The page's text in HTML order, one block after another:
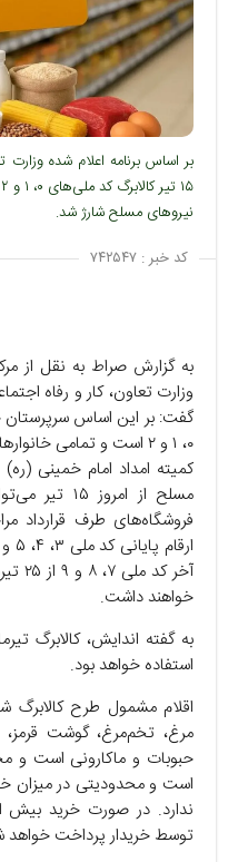
بر اساس برنامه اعلام شده وزارت
نیروهای مسلح شارژ شد.
کد خبر : ۷۴۲۵۴۷
به گزارش صراط به نقل از
وزارت تعاون، کار و رفاه
گفت: بر این اساس سرپرستان
۰، ۱ و ۲ است و تمامی
کمیته امداد امام خمینی
مسلح از
فروشگاه‌های طرف قرارداد
آخر
خواهند داشت.
به گفته اندایش، کالابرگ
استفاده خواهد بود.
مرغ، تخم‌مرغ، گوشت قرمز،
حبوبات و ماکارونی است و
است و محدودیتی در میزان
ندارد. در صورت خرید بیش
توسط خریدار پرداخت خواهد